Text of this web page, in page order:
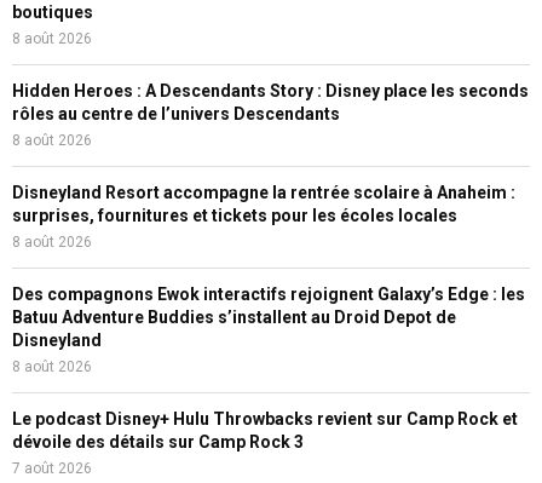
boutiques
8 août 2026
Hidden Heroes : A Descendants Story : Disney place les seconds
rôles au centre de l’univers Descendants
8 août 2026
Disneyland Resort accompagne la rentrée scolaire à Anaheim :
surprises, fournitures et tickets pour les écoles locales
8 août 2026
Des compagnons Ewok interactifs rejoignent Galaxy’s Edge : les
Batuu Adventure Buddies s’installent au Droid Depot de
Disneyland
8 août 2026
Le podcast Disney+ Hulu Throwbacks revient sur Camp Rock et
dévoile des détails sur Camp Rock 3
7 août 2026